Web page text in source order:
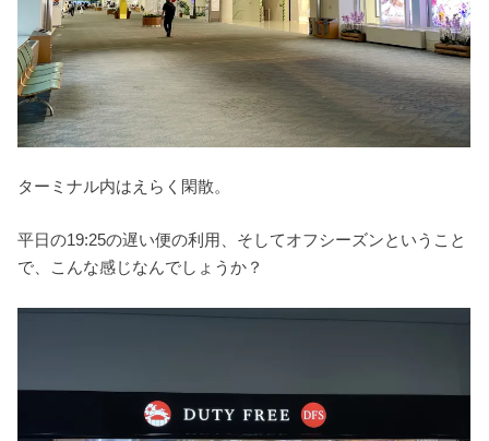
ターミナル内はえらく閑散。
平日の19:25の遅い便の利用、そしてオフシーズンということ
で、こんな感じなんでしょうか？